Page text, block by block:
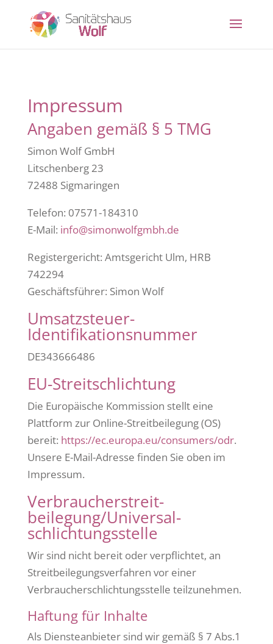
Impressum
Angaben gemäß § 5 TMG
Simon Wolf GmbH
Litschenberg 23
72488 Sigmaringen
Telefon: 07571-184310
E-Mail: info@simonwolfgmbh.de
Registergericht: Amtsgericht Ulm, HRB
742294
Geschäftsführer: Simon Wolf
Umsatzsteuer-
Identifikationsnummer
DE343666486
EU-Streitschlichtung
Die Europäische Kommission stellt eine
Plattform zur Online-Streitbeilegung (OS)
bereit: https://ec.europa.eu/consumers/odr.
Unsere E-Mail-Adresse finden Sie oben im
Impressum.
Verbraucher­streit­
beilegung/Universal­
schlichtungs­stelle
Wir sind nicht bereit oder verpflichtet, an
Streitbeilegungsverfahren vor einer
Verbraucherschlichtungsstelle teilzunehmen.
Haftung für Inhalte
Als Diensteanbieter sind wir gemäß § 7 Abs.1